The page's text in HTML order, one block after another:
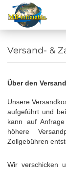
Versand- &
Über den
Unsere
aufgeführt und
kann auf
höhere
Zollgebühren
Wir verschicken